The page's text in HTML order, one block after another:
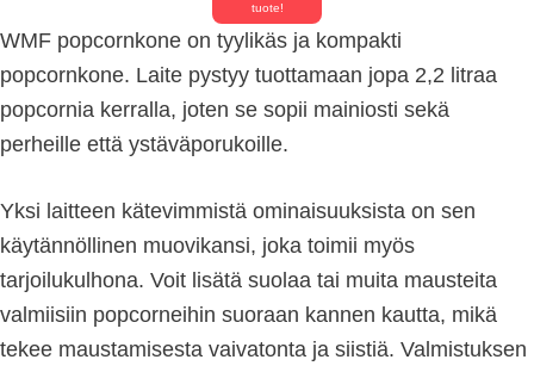
tuote!
WMF popcornkone on tyylikäs ja kompakti
popcornkone. Laite pystyy tuottamaan jopa 2,2 litraa
popcornia kerralla, joten se sopii mainiosti sekä
perheille että ystäväporukoille.
Yksi laitteen kätevimmistä ominaisuuksista on sen
käytännöllinen muovikansi, joka toimii myös
tarjoilukulhona. Voit lisätä suolaa tai muita mausteita
valmiisiin popcorneihin suoraan kannen kautta, mikä
tekee maustamisesta vaivatonta ja siistiä. Valmistuksen